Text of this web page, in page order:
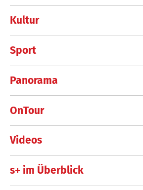
Kultur
Sport
Panorama
OnTour
Videos
s+ im Überblick